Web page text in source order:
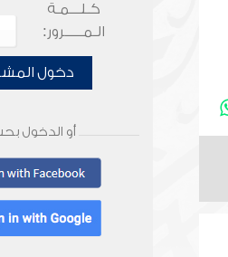
كـلـــمـة
الـمـــــرور:
دخول
أو الدخول